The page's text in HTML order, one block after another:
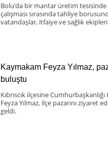
Bolu’da bir mantar üretim tesisinde
çalışması sırasında tahliye
vatandaşlar, itfaiye ve sağlık
Kaymakam Feyza Yılmaz,
buluştu
Kıbrıscık ilçesine
Feyza Yılmaz, ilçe pazarını ziyaret
geldi.